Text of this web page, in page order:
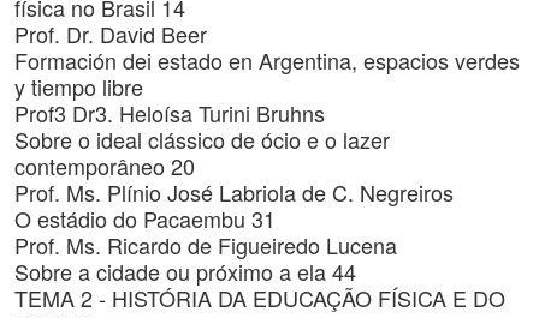
física no Brasil 14
Prof. Dr. David Beer
Formación dei estado en Argentina, espacios verdes
y tiempo libre
Prof3 Dr3. Heloísa Turini Bruhns
Sobre o ideal clássico de ócio e o lazer
contemporâneo 20
Prof. Ms. Plínio José Labriola de C. Negreiros
O estádio do Pacaembu 31
Prof. Ms. Ricardo de Figueiredo Lucena
Sobre a cidade ou próximo a ela 44
TEMA 2 - HISTÓRIA DA EDUCAÇÃO FÍSICA E DO